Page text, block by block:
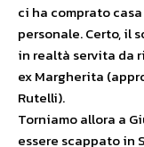
ci ha comprato
personale. Certo, il
in realtà servita da
ex Margherita
Rutelli).
Torniamo allora a
essere scappato in